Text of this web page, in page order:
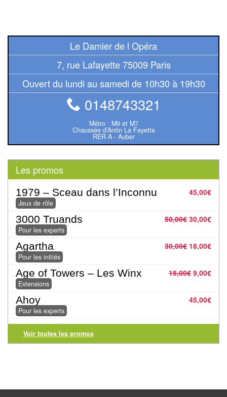
(TCG)
Les
Classiques
enfants
Pour
la
famille
Pour
les
initiés
Pour
les
experts
En
solitaire
Le Damier de l Opéra
7, rue Lafayette 75009 Paris
Ouvert du lundi au samedi de 10h30 à 19h30
0148743321
Métro : M9 et M7
Chaussée d’Antin La Fayette
RER A - Auber
Les promos
45,00€
1979 – Sceau dans l’Inconnu
Jeux de rôle
50,00€ 30,00€
3000 Truands
Pour les experts
30,00€ 18,00€
Agartha
Pour les initiés
15,00€ 9,00€
Age of Towers – Les Winx
Extensions
45,00€
Ahoy
Pour les experts
Voir toutes les promos